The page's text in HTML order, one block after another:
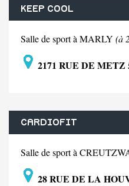
KEEP COOL
Salle de sport à MARLY (à
2171 RUE DE METZ
CARDIOFIT
Salle de sport à
28 RUE DE LA